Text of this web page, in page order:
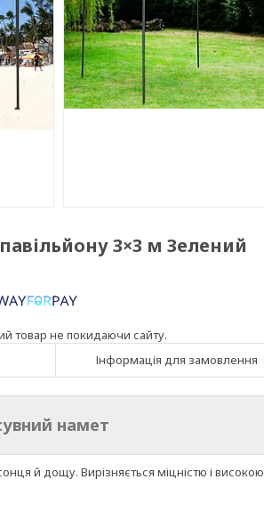
3×3 м Зелений
товар не покидаючи сайту.
Інформація для замовлення
намет
й дощу. Вирізняється міцністю і високою